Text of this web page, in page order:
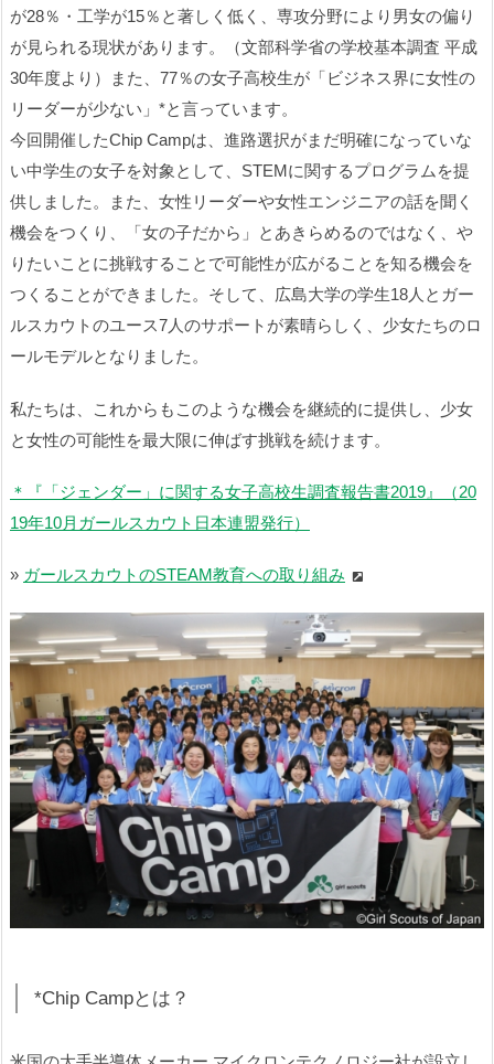
が28％・工学が15％と著しく低く、専攻分野により男女の偏り
が見られる現状があります。（文部科学省の学校基本調査 平成
30年度より）また、77％の女子高校生が「ビジネス界に女性の
リーダーが少ない」*と言っています。
今回開催したChip Campは、進路選択がまだ明確になっていな
い中学生の女子を対象として、STEMに関するプログラムを提
供しました。また、女性リーダーや女性エンジニアの話を聞く
機会をつくり、「女の子だから」とあきらめるのではなく、や
りたいことに挑戦することで可能性が広がることを知る機会を
つくることができました。そして、広島大学の学生18人とガー
ルスカウトのユース7人のサポートが素晴らしく、少女たちのロ
ールモデルとなりました。
私たちは、これからもこのような機会を継続的に提供し、少女
と女性の可能性を最大限に伸ばす挑戦を続けます。
＊『「ジェンダー」に関する女子高校生調査報告書2019』（20
19年10月ガールスカウト日本連盟発行）
» ガールスカウトのSTEAM教育への取り組み
*Chip Campとは？